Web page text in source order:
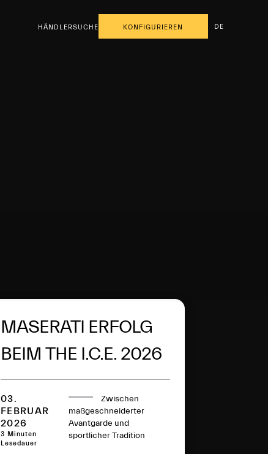
HÄNDLERSUCHE KONFIGURIEREN DE
MASERATI ERFOLG
BEIM THE I.C.E. 2026
03.
FEBRUAR
2026
3 Minuten
Lesedauer
Zwischen
maßgeschneiderter
Avantgarde und
sportlicher Tradition